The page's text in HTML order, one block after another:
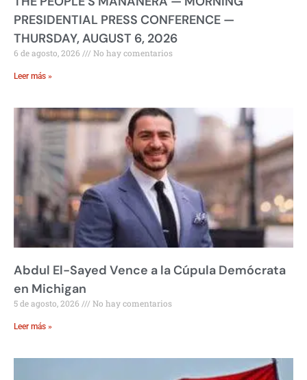
PRESIDENTIAL PRESS CONFERENCE —
THURSDAY, AUGUST 6, 2026
6 de agosto, 2026 No hay comentarios
Leer más »
Abdul El-Sayed Vence a la Cúpula Demócrata
en Michigan
5 de agosto, 2026 No hay comentarios
Leer más »